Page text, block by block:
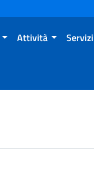
Attività Servizi
-